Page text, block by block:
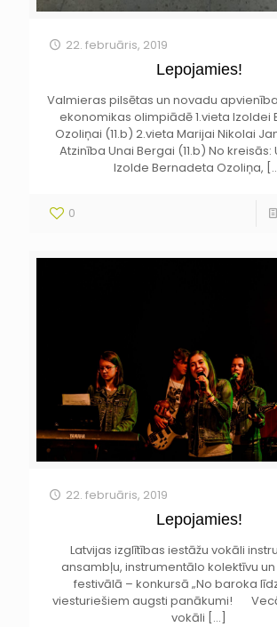
22. februāris, 2019
Lepojamies!
Valmieras pilsētas un novadu
ekonomikas olimpiādē 1.vieta Izoldei
Ozoliņai (11.b) 2.vieta Marijai Nikolai
Atzinība Unai Bergai (11.b) No kreisās:
Izolde Bernadeta Ozoliņa,
0
22. februāris, 2019
Lepojamies!
Latvijas izglītības iestāžu vokāli
ansambļu, instrumentālo kolektīvu
festivālā – konkursā „No baroka
viesturiešiem augsti panākumi!
vokāli […]